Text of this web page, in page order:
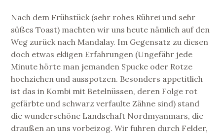
Nach dem Frühstück (sehr rohes Rührei und sehr
süßes Toast) machten wir uns heute nämlich auf den
Weg zurück nach Mandalay. Im Gegensatz zu diesen
doch etwas ekligen Erfahrungen (Ungefähr jede
Minute hörte man jemanden Spucke oder Rotze
hochziehen und ausspotzen. Besonders appetitlich
ist das in Kombi mit Betelnüssen, deren Folge rot
gefärbte und schwarz verfaulte Zähne sind) stand
die wunderschöne Landschaft Nordmyanmars, die
draußen an uns vorbeizog. Wir fuhren durch Felder,